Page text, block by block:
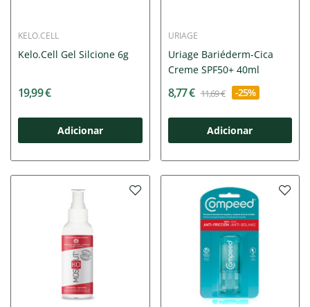
KELO.CELL
Kelo.Cell Gel Silcione 6g
19,99 €
Adicionar
URIAGE
Uriage Bariéderm-Cica
Creme SPF50+ 40ml
8,77 € 11,69 € -25%
Adicionar